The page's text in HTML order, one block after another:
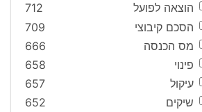
הוצאה לפועל
712
הסכם קיבוצי
709
מס הכנסה
666
פינוי
658
עיקול
657
שיקים
652